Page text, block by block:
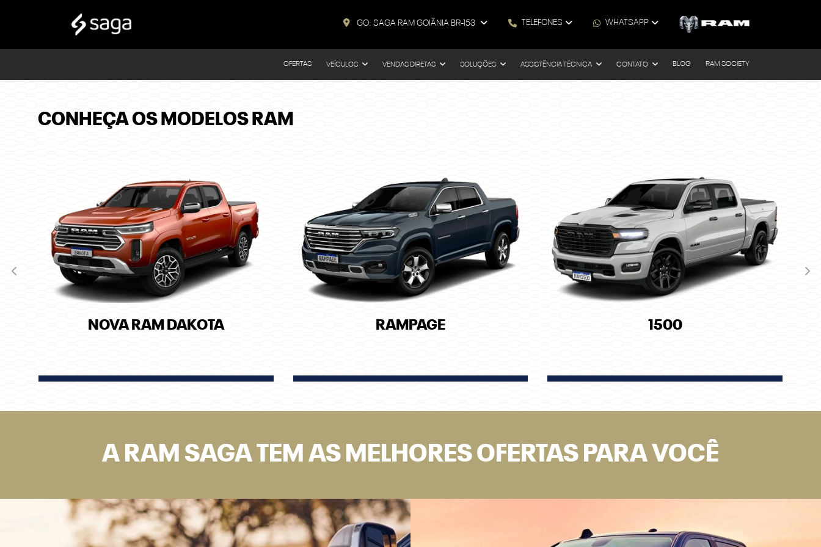
GO: SAGA RAM GOIÂNIA BR-153 TELEFONES WHATSAPP
OFERTAS VEÍCULOS VENDAS DIRETAS SOLUÇÕES ASSISTÊNCIA TÉCNICA CONTATO BLOG RAM SOCIETY
CONHEÇA OS MODELOS RAM
NOVA RAM DAKOTA RAMPAGE 1500
Anterior
A RAM SAGA TEM AS MELHORES OFERTAS PARA VOCÊ